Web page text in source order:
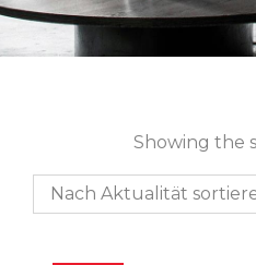
Showing the
Nach Aktualität